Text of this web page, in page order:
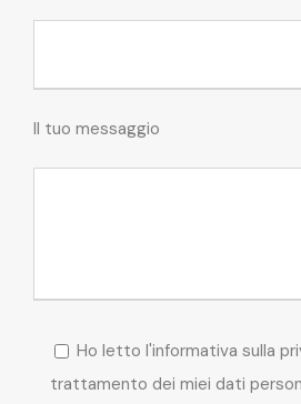
Il tuo messaggio
Ho letto l'informativa sulla
trattamento dei miei dati